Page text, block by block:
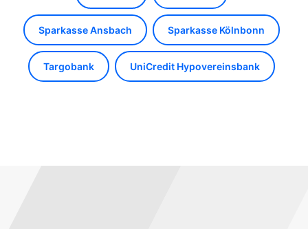
Sparkasse Ansbach Sparkasse Kölnbonn
Targobank UniCredit Hypovereinsbank